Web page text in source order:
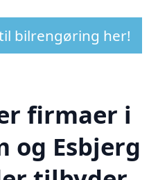
bilrengøring her!
firmaer i
og Esbjerg